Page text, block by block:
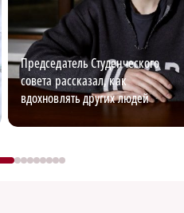
Председатель Студенческого
совета рассказал, как
вдохновлять других людей